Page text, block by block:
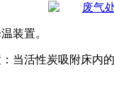
装置。
当活性炭吸附床内